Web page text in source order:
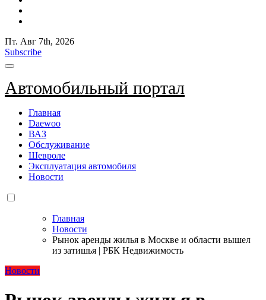
Пт. Авг 7th, 2026
Subscribe
Автомобильный портал
Главная
Daewoo
ВАЗ
Обслуживание
Шевроле
Эксплуатация автомобиля
Новости
Главная
Новости
Рынок аренды жилья в Москве и области вышел
из затишья | РБК Недвижимость
Новости